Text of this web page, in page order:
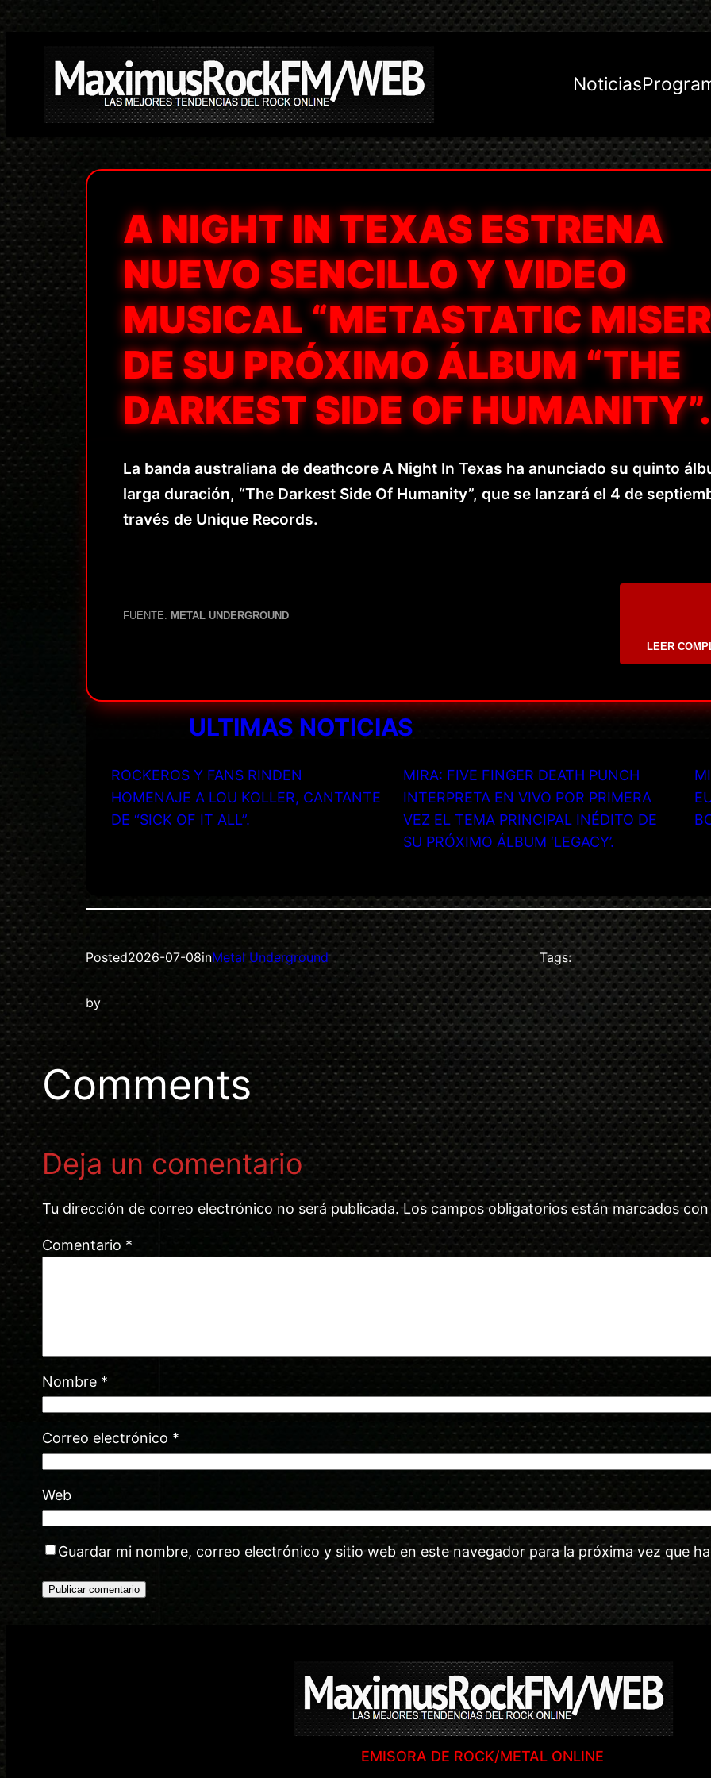
Saltar
contenido
Noticias
A NIGHT IN TEXAS ESTRENA
NUEVO SENCILLO Y VIDEO
MUSICAL “METASTATIC
DE SU PRÓXIMO ÁLBUM “THE
DARKEST SIDE OF HUMANITY”.
La banda australiana de deathcore A Night In Texas ha anunciado su quinto
larga duración, “The Darkest Side Of Humanity”, que se lanzará el 4 de
través de Unique Records.
FUENTE: METAL UNDERGROUND
LEER
ULTIMAS NOTICIAS
ROCKEROS Y FANS RINDEN
HOMENAJE A LOU KOLLER, CANTANTE
DE “SICK OF IT ALL”.
MIRA: FIVE FINGER DEATH PUNCH
INTERPRETA EN VIVO POR PRIMERA
VEZ EL TEMA PRINCIPAL INÉDITO DE
SU PRÓXIMO ÁLBUM ‘LEGACY’.
Posted2026-07-08inMetal Underground
by
Tags:
Comments
Deja un comentario
Tu dirección de correo electrónico no será publicada. Los campos obligatorios están marcados
Comentario *
Nombre *
Correo electrónico *
Web
Guardar mi nombre, correo electrónico y sitio web en este navegador para la próxima vez que
EMISORA DE ROCK/METAL ONLINE